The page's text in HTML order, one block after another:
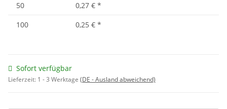
50
0,27 € *
100
0,25 € *
Sofort verfügbar
Lieferzeit: 1 - 3 Werktage (DE - Ausland abweichend)